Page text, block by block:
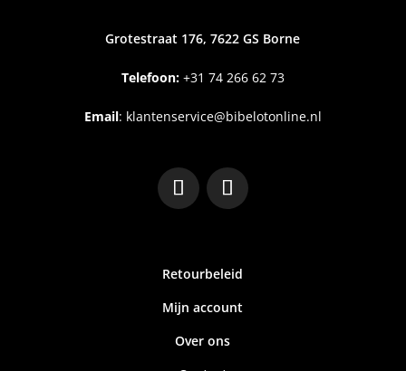
Grotestraat 176, 7622 GS Borne
Telefoon:+31 74 266 62 73
Email: klantenservice@bibelotonline.nl
Retourbeleid
Mijn account
Over ons